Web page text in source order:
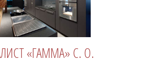
«ГАММА» С. О.